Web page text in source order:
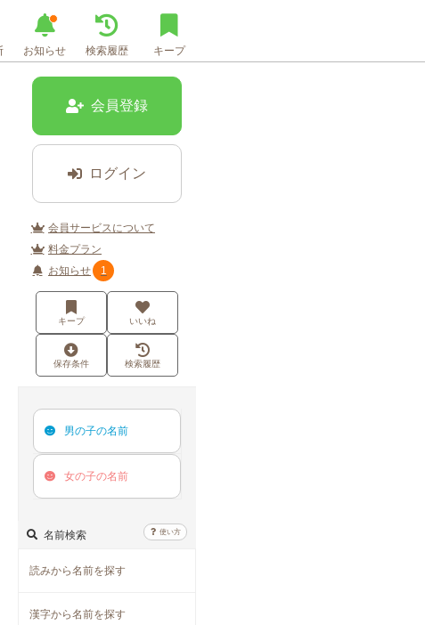
お知らせ 検索履歴 キープ
会員登録
ログイン
会員サービスについて
料金プラン
お知らせ
1
キープ いいね
保存条件 検索履歴
男の子の名前
女の子の名前
名前検索 使い方
読みから名前を探す
漢字から名前を探す